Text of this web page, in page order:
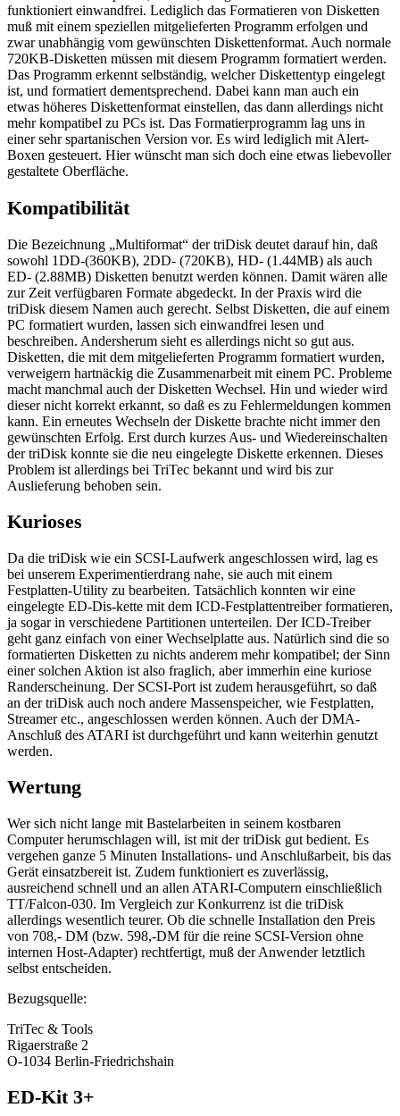
funktioniert einwandfrei. Lediglich das Formatieren von Disketten
muß mit einem speziellen mitgelieferten Programm erfolgen und
zwar unabhängig vom gewünschten Diskettenformat. Auch normale
720KB-Disketten müssen mit diesem Programm formatiert werden.
Das Programm erkennt selbständig, welcher Diskettentyp eingelegt
ist, und formatiert dementsprechend. Dabei kann man auch ein
etwas höheres Diskettenformat einstellen, das dann allerdings nicht
mehr kompatibel zu PCs ist. Das Formatierprogramm lag uns in
einer sehr spartanischen Version vor. Es wird lediglich mit Alert-
Boxen gesteuert. Hier wünscht man sich doch eine etwas liebevoller
gestaltete Oberfläche.
Kompatibilität
Die Bezeichnung „Multiformat“ der triDisk deutet darauf hin, daß
sowohl 1DD-(360KB), 2DD- (720KB), HD- (1.44MB) als auch
ED- (2.88MB) Disketten benutzt werden können. Damit wären alle
zur Zeit verfügbaren Formate abgedeckt. In der Praxis wird die
triDisk diesem Namen auch gerecht. Selbst Disketten, die auf einem
PC formatiert wurden, lassen sich einwandfrei lesen und
beschreiben. Andersherum sieht es allerdings nicht so gut aus.
Disketten, die mit dem mitgelieferten Programm formatiert wurden,
verweigern hartnäckig die Zusammenarbeit mit einem PC. Probleme
macht manchmal auch der Disketten Wechsel. Hin und wieder wird
dieser nicht korrekt erkannt, so daß es zu Fehlermeldungen kommen
kann. Ein erneutes Wechseln der Diskette brachte nicht immer den
gewünschten Erfolg. Erst durch kurzes Aus- und Wiedereinschalten
der triDisk konnte sie die neu eingelegte Diskette erkennen. Dieses
Problem ist allerdings bei TriTec bekannt und wird bis zur
Auslieferung behoben sein.
Kurioses
Da die triDisk wie ein SCSI-Laufwerk angeschlossen wird, lag es
bei unserem Experimentierdrang nahe, sie auch mit einem
Festplatten-Utility zu bearbeiten. Tatsächlich konnten wir eine
eingelegte ED-Dis-kette mit dem ICD-Festplattentreiber formatieren,
ja sogar in verschiedene Partitionen unterteilen. Der ICD-Treiber
geht ganz einfach von einer Wechselplatte aus. Natürlich sind die so
formatierten Disketten zu nichts anderem mehr kompatibel; der Sinn
einer solchen Aktion ist also fraglich, aber immerhin eine kuriose
Randerscheinung. Der SCSI-Port ist zudem herausgeführt, so daß
an der triDisk auch noch andere Massenspeicher, wie Festplatten,
Streamer etc., angeschlossen werden können. Auch der DMA-
Anschluß des ATARI ist durchgeführt und kann weiterhin genutzt
werden.
Wertung
Wer sich nicht lange mit Bastelarbeiten in seinem kostbaren
Computer herumschlagen will, ist mit der triDisk gut bedient. Es
vergehen ganze 5 Minuten Installations- und Anschlußarbeit, bis das
Gerät einsatzbereit ist. Zudem funktioniert es zuverlässig,
ausreichend schnell und an allen ATARI-Computern einschließlich
TT/Falcon-030. Im Vergleich zur Konkurrenz ist die triDisk
allerdings wesentlich teurer. Ob die schnelle Installation den Preis
von 708,- DM (bzw. 598,-DM für die reine SCSI-Version ohne
internen Host-Adapter) rechtfertigt, muß der Anwender letztlich
selbst entscheiden.
Bezugsquelle:
TriTec & Tools
Rigaerstraße 2
O-1034 Berlin-Friedrichshain
ED-Kit 3+